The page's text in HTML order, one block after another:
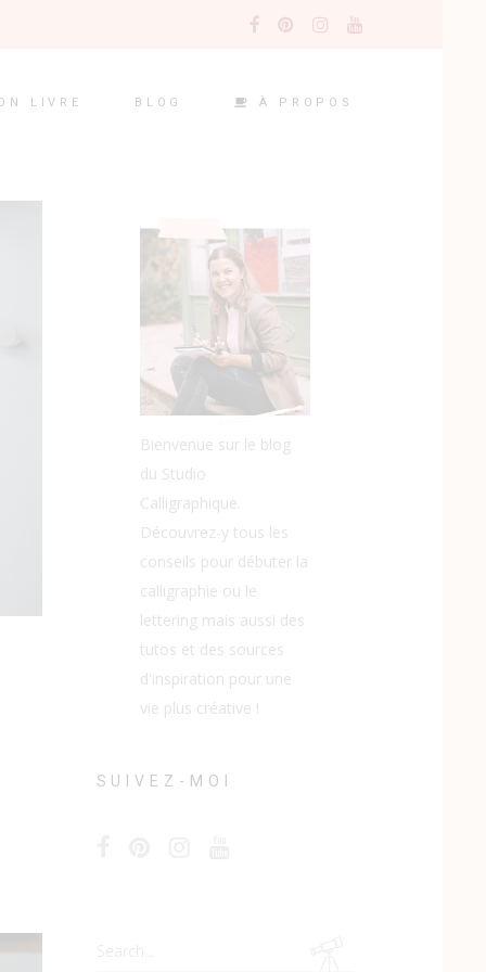
LIVRE BLOG À PROPOS
Bienvenue sur le blog
du Studio
Calligraphique.
Découvrez-y tous les
conseils pour débuter la
calligraphie ou le
lettering mais aussi des
tutos et des sources
d'inspiration pour une
vie plus créative !
SUIVEZ-MOI
Search